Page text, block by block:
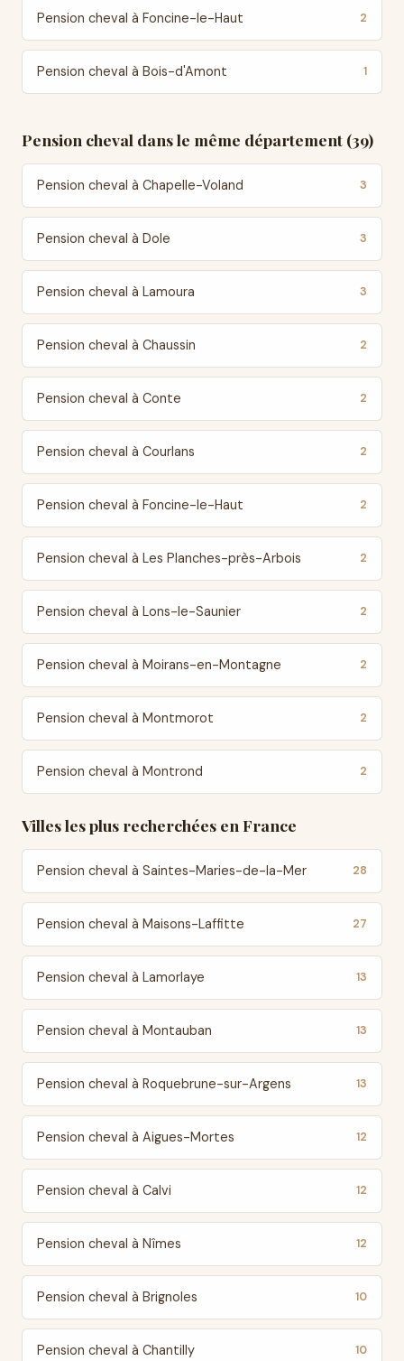
Pension cheval à Foncine-le-Haut 2
Pension cheval à Bois-d'Amont 1
Pension cheval dans le même département (39)
Pension cheval à Chapelle-Voland 3
Pension cheval à Dole 3
Pension cheval à Lamoura 3
Pension cheval à Chaussin 2
Pension cheval à Conte 2
Pension cheval à Courlans 2
Pension cheval à Foncine-le-Haut 2
Pension cheval à Les Planches-près-Arbois 2
Pension cheval à Lons-le-Saunier 2
Pension cheval à Moirans-en-Montagne 2
Pension cheval à Montmorot 2
Pension cheval à Montrond 2
Villes les plus recherchées en France
Pension cheval à Saintes-Maries-de-la-Mer 28
Pension cheval à Maisons-Laffitte 27
Pension cheval à Lamorlaye 13
Pension cheval à Montauban 13
Pension cheval à Roquebrune-sur-Argens 13
Pension cheval à Aigues-Mortes 12
Pension cheval à Calvi 12
Pension cheval à Nîmes 12
Pension cheval à Brignoles 10
Pension cheval à Chantilly 10